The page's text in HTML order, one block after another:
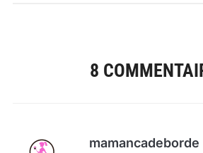
8
mamancadeborde